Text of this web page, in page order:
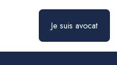
Je suis avocat